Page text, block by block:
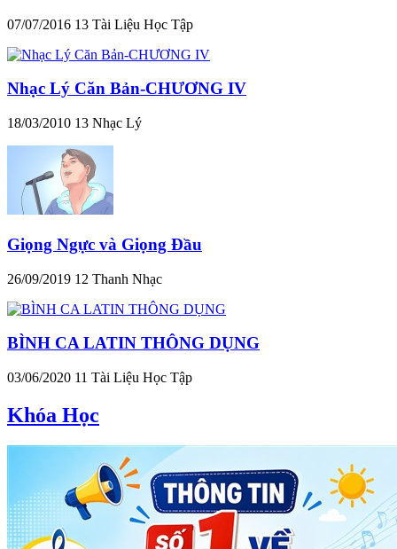
07/07/2016 13 Tài Liệu Học Tập
Nhạc Lý Căn Bản-CHƯƠNG IV
18/03/2010 13 Nhạc Lý
Giọng Ngực và Giọng Đầu
26/09/2019 12 Thanh Nhạc
BÌNH CA LATIN THÔNG DỤNG
03/06/2020 11 Tài Liệu Học Tập
Khóa Học